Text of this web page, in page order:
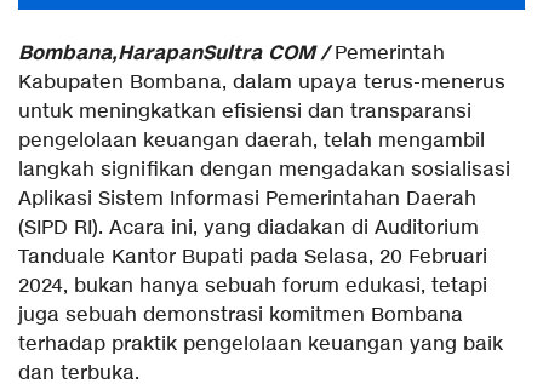
Bombana,HarapanSultra COM /Pemerintah
Kabupaten Bombana, dalam upaya terus-menerus
untuk meningkatkan efisiensi dan transparansi
pengelolaan keuangan daerah, telah mengambil
langkah signifikan dengan mengadakan sosialisasi
Aplikasi Sistem Informasi Pemerintahan Daerah
(SIPD RI). Acara ini, yang diadakan di Auditorium
Tanduale Kantor Bupati pada Selasa, 20 Februari
2024, bukan hanya sebuah forum edukasi, tetapi
juga sebuah demonstrasi komitmen Bombana
terhadap praktik pengelolaan keuangan yang baik
dan terbuka.